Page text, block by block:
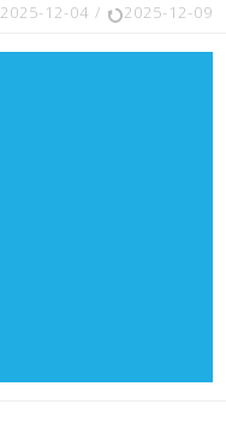
2025-12-04 / 2025-12-09